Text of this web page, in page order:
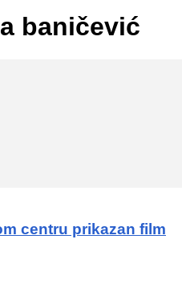
baničević
centru prikazan film